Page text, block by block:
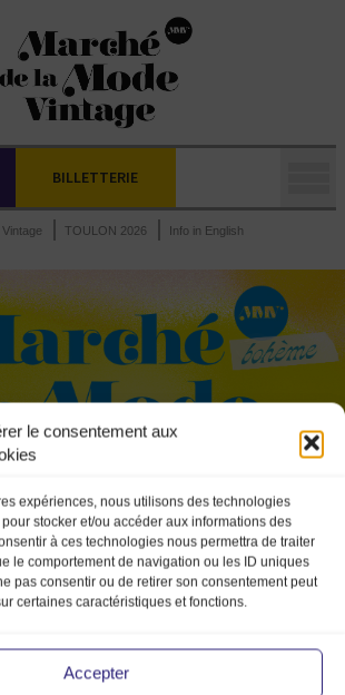
le consentement aux
expériences, nous utilisons des technologies
stocker et/ou accéder aux informations des
à ces technologies nous permettra de traiter
le comportement de navigation ou les ID uniques
pas consentir ou de retirer son consentement peut
certaines caractéristiques et fonctions.
Accepter
BILLETTERIE
TOULON 2026
Info in English